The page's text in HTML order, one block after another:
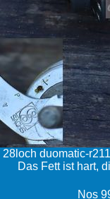
28loch duomatic-
Das Fett ist hart,
Nos